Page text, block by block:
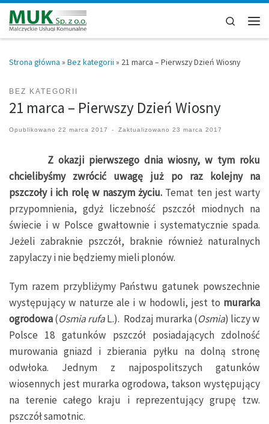
Przejdź do treści
Search
Strona główna » Bez kategorii » 21 marca – Pierwszy Dzień Wiosny
BEZ KATEGORII
21 marca – Pierwszy Dzień Wiosny
Opublikowano 22 marca 2017 - Zaktualizowano 23 marca 2017
Z okazji pierwszego dnia wiosny, w tym roku
chcielibyśmy zwrócić uwagę już po raz kolejny na
pszczoły i ich rolę w naszym życiu. Temat ten jest warty
przypomnienia, gdyż liczebność pszczół miodnych na
świecie i w Polsce gwałtownie i systematycznie spada.
Jeżeli zabraknie pszczół, braknie również naturalnych
zapylaczy i nie będziemy mieli plonów.
Tym razem przybliżymy Państwu gatunek powszechnie
występujący w naturze ale i w hodowli, jest to murarka
ogrodowa(Osmia rufaL.). Rodzaj murarka (Osmia) liczy w
Polsce 18 gatunków pszczół posiadających zdolność
murowania gniazd i zbierania pyłku na dolną stronę
odwłoka. Jednym z najpospolitszych gatunków
wiosennych jest murarka ogrodowa, takson występujący
na terenie całego kraju i reprezentujący grupę tzw.
pszczół samotnic.